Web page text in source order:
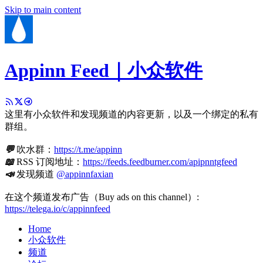
Skip to main content
Appinn Feed｜小众软件
这里有小众软件和发现频道的内容更新，以及一个绑定的私有
群组。
💬吹水群： https://t.me/appinn
📖RSS 订阅地址： https://feeds.feedburner.com/apipnntgfeed
📣发现频道 @appinnfaxian
在这个频道发布广告（Buy ads on this channel）:
https://telega.io/c/appinnfeed
Home
小众软件
频道